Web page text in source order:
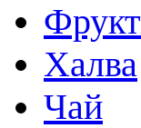
Халва
Чай